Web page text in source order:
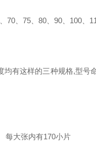
70、75、80、90、100、
有这样的三种规格,型号
大张内有170小片